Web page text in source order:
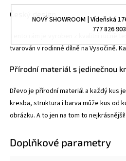
NOVÝ SHOWROOM | Vídeňská
777 826 903
Český design
Tento rám je vyroben z kvalitní ručně
tvarován v rodinné dílně na Vysočině.
Přírodní materiál s jedinečnou
Dřevo je přírodní materiál a každý kus
kresba, struktura i barva může kus od
obrázku. A to jen na tom to nejkrásnější!
Doplňkové parametry